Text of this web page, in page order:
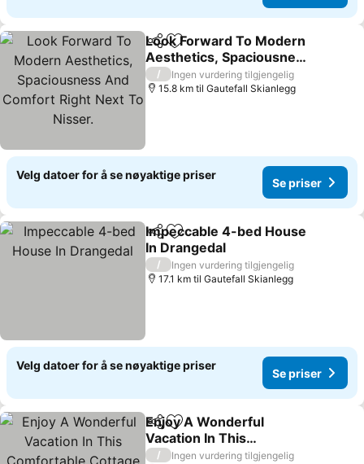
Del Legg til i favoritter
Look Forward To Modern
Aesthetics, Spaciousness
And Comfort Right Next
To Nisser.
Se priser
/
Ingen vurdering tilgjengelig
15.8 km til Gautefall Skianlegg
Velg datoer for å se nøyaktige priser
Se priser
Del Legg til i favoritter
Impeccable 4-bed House
In Drangedal
Se priser
/
Ingen vurdering tilgjengelig
17.1 km til Gautefall Skianlegg
Velg datoer for å se nøyaktige priser
Se priser
Del Legg til i favoritter
Enjoy A Wonderful
Vacation In This
Comfortable Cottage On
Se priser
/
Ingen vurdering tilgjengelig